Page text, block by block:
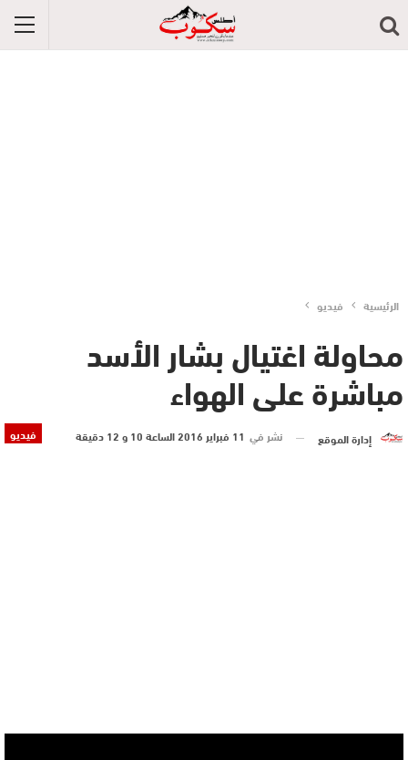
الرئيسية فيديو
محاولة اغتيال بشار الأسد
مباشرة على الهواء
فيديو إدارة الموقع نشر في 11 فبراير 2016 الساعة 10 و 12 دقيقة